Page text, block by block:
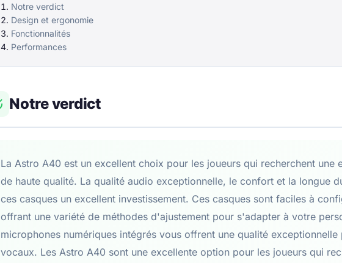
Notre verdict
Design et ergonomie
Fonctionnalités
Performances
Notre verdict
La Astro A40 est un excellent choix pour les joueurs qui recherchent une
de haute qualité. La qualité audio exceptionnelle, le confort et la longue
ces casques un excellent investissement. Ces casques sont faciles à
offrant une variété de méthodes d'ajustement pour s'adapter à votre
microphones numériques intégrés vous offrent une qualité exceptionnelle
vocaux. Les Astro A40 sont une excellente option pour les joueurs qui